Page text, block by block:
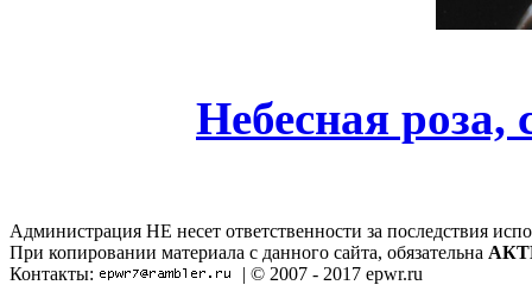
Небесная роза,
Администрация НЕ несет ответственности за последствия
При копировании материала с данного сайта, обязательна
Контакты:
| © 2007 - 2017 epwr.ru